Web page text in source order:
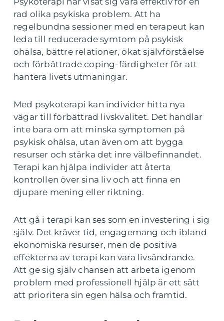
rad olika psykiska problem. Att ha
regelbundna sessioner med en terapeut kan
leda till reducerade symtom på psykisk
ohälsa, bättre relationer, ökat självförståelse
och förbättrade coping-färdigheter för att
hantera livets utmaningar.
Med psykoterapi kan individer hitta nya
vägar till förbättrad livskvalitet. Det handlar
inte bara om att minska symptomen på
psykisk ohälsa, utan även om att bygga
resurser och stärka det inre välbefinnandet.
Terapi kan hjälpa individer att återta
kontrollen över sina liv och att finna en
djupare mening eller riktning.
Att gå i terapi kan ses som en investering i sig
själv. Det kräver tid, engagemang och ibland
ekonomiska resurser, men de positiva
effekterna av terapi kan vara livsändrande.
Att ge sig själv chansen att arbeta igenom
problem med professionell hjälp är ett sätt
att prioritera sin egen hälsa och framtid.